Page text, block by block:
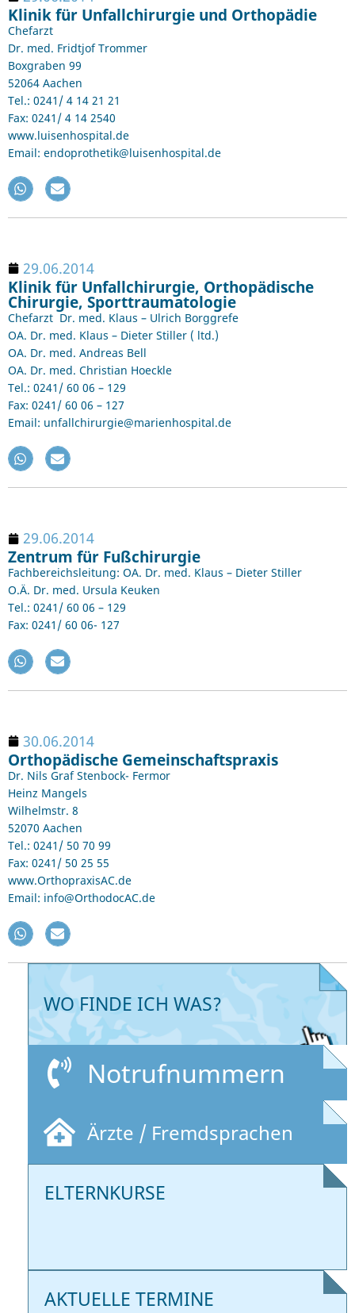
Klinik für Unfallchirurgie und Orthopädie
Chefarzt
Dr. med. Fridtjof Trommer
Boxgraben 99
52064 Aachen
Tel.: 0241/ 4 14 21 21
Fax: 0241/ 4 14 2540
www.luisenhospital.de
Email: endoprothetik@luisenhospital.de
29.06.2014
Klinik für Unfallchirurgie, Orthopädische
Chirurgie, Sporttraumatologie
Chefarzt Dr. med. Klaus – Ulrich Borggrefe
OA. Dr. med. Klaus – Dieter Stiller ( ltd.)
OA. Dr. med. Andreas Bell
OA. Dr. med. Christian Hoeckle
Tel.: 0241/ 60 06 – 129
Fax: 0241/ 60 06 – 127
Email: unfallchirurgie@marienhospital.de
29.06.2014
Zentrum für Fußchirurgie
Fachbereichsleitung: OA. Dr. med. Klaus – Dieter Stiller
O.Ä. Dr. med. Ursula Keuken
Tel.: 0241/ 60 06 – 129
Fax: 0241/ 60 06- 127
30.06.2014
Orthopädische Gemeinschaftspraxis
Dr. Nils Graf Stenbock- Fermor
Heinz Mangels
Wilhelmstr. 8
52070 Aachen
Tel.: 0241/ 50 70 99
Fax: 0241/ 50 25 55
www.OrthopraxisAC.de
Email: info@OrthodocAC.de
WO FINDE ICH WAS?
Notrufnummern
Ärzte / Fremdsprachen
ELTERNKURSE
AKTUELLE TERMINE